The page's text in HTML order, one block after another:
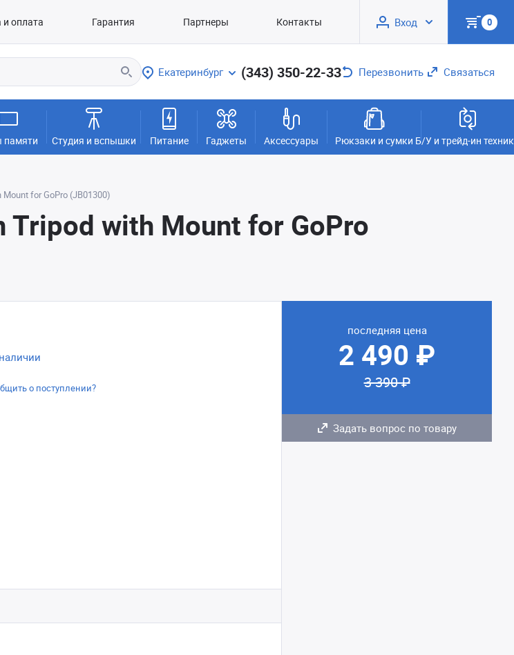
оплата Гарантия Партнеры Контакты Вход 0
Екатеринбург (343) 350-22-33 Перезвонить Связаться
памяти Студия и вспышки Питание Гаджеты Аксессуары Рюкзаки и сумки Б/У и трейд-ин
for GoPro (JB01300)
with Mount for GoPro
о поступлении?
последняя цена
2 490 ₽
3 390 ₽
Задать вопрос по товару